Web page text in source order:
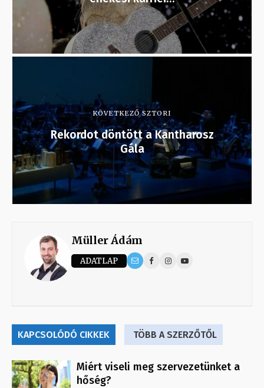
KÖVETKEZŐ SZTORI
Rekordot döntött a Kantharosz
Gála
Müller Ádám
ADATLAP
KAPCSOLÓDÓ CIKKEK TÖBB A SZERZŐTŐL
Miért viseli meg szervezetünket a
hőség?